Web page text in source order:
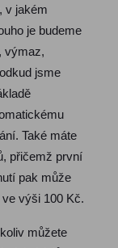
v jakém
je budeme
výmaz,
jsme
Také máte
přičemž první
pak může
výši 100 Kč.
můžete